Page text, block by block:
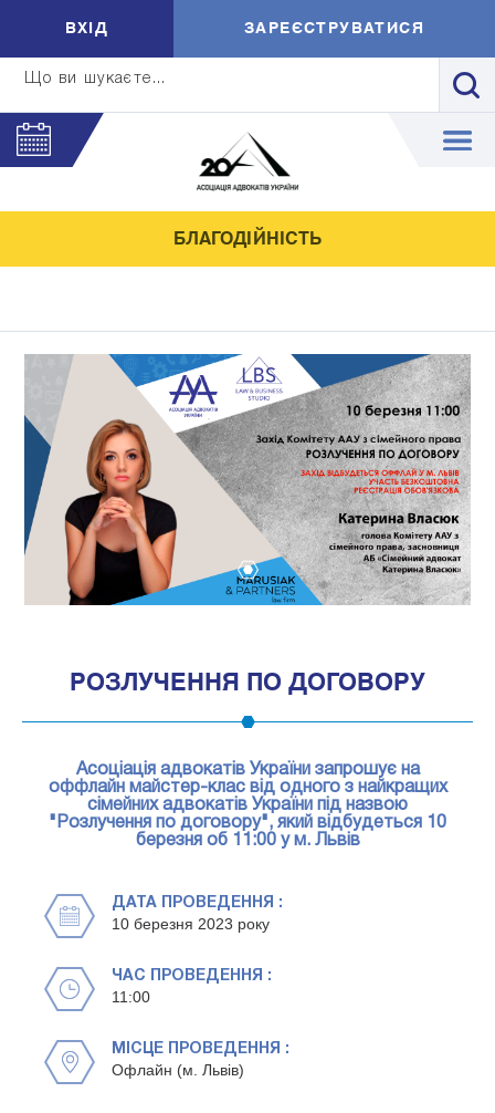
Що ви шукаєте...
ВXIД ЗАРЕЄСТРУВАТИСЯ
БЛАГОДІЙНІСТЬ
1
РОЗЛУЧЕННЯ ПО ДОГОВОРУ
Асоціація адвокатів України запрошує на
оффлайн майстер-клас від одного з найкращих
сімейних адвокатів України під назвою
"Розлучення по договору", який відбудеться 10
березня об 11:00 у м. Львів
ДАТА ПРОВЕДЕННЯ :
10 березня 2023 року
ЧАС ПРОВЕДЕННЯ :
11:00
МІСЦЕ ПРОВЕДЕННЯ :
Офлайн (м. Львів)